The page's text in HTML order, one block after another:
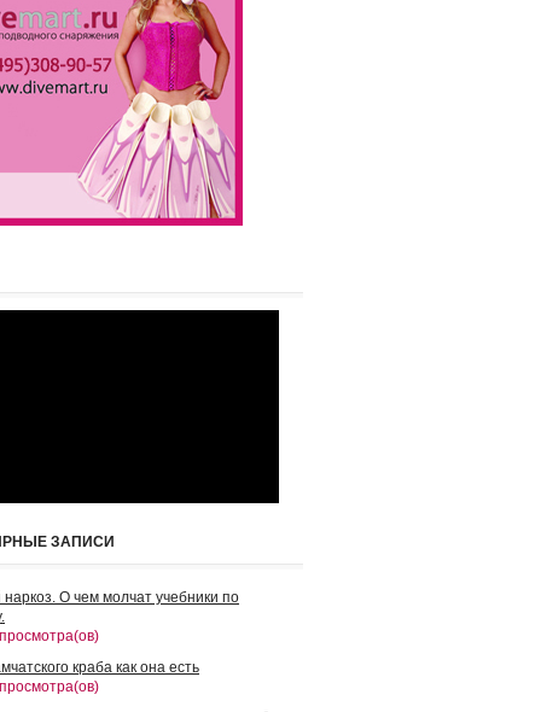
ЗАПИСИ
О чем молчат учебники по
краба как она есть